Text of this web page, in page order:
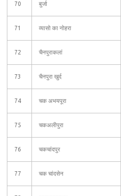
70 बुर्जा
71 व्यासो का नोहरा
72 चैनपुराकलां
73 चैनपुरा खुर्द
74 चक अभयपूरा
75 चकअलीपुरा
76 चकचांदपुर
77 चक चांदसेन